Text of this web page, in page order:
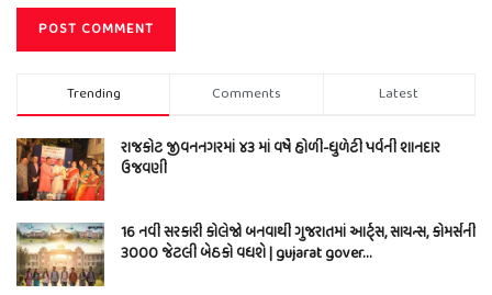
Trending Comments Latest
રાજકોટ જીવનનગરમાં ૪૩ માં વર્ષે હોળી-ધુળેટી પર્વની શાનદાર
ઉજવણી
16 નવી સરકારી કોલેજો બનવાથી ગુજરાતમાં આર્ટ્સ, સાયન્સ, કોમર્સની
3000 જેટલી બેઠકો વધશે | gujarat gover…